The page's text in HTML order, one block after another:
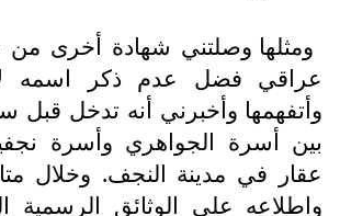
ومثلها وصلتني شهادة أخرى
عراقي فضل عدم ذكر اسمه
وأتفهمها وأخبرني أنه تدخل قبل
بين أسرة الجواهري وأسرة
عقار في مدينة النجف. وخلال
واطلاعه على الوثائق الرسمية